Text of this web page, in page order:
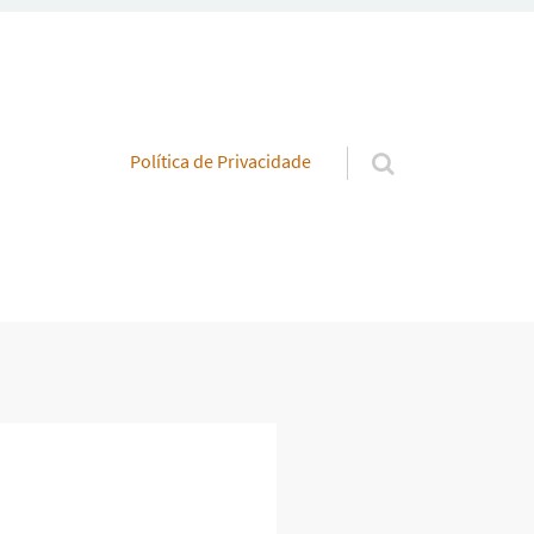
Pular para o conteúdo
Política de Privacidade